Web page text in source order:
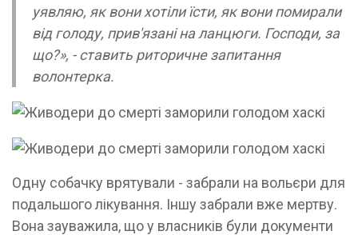
уявляю, як вони хотіли їсти, як вони помирали
від голоду, прив'язані на ланцюги. Господи, за
що?», - ставить риторичне запитання
волонтерка.
Одну собачку врятували - забрали на вольєри для
подальшого лікування. Іншу забрали вже мертву.
Вона зауважила, що у власників були документи